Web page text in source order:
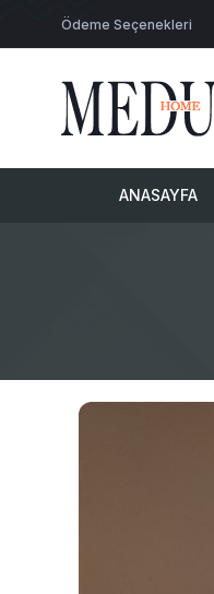
Ödeme Seçenekleri
ANASAYFA